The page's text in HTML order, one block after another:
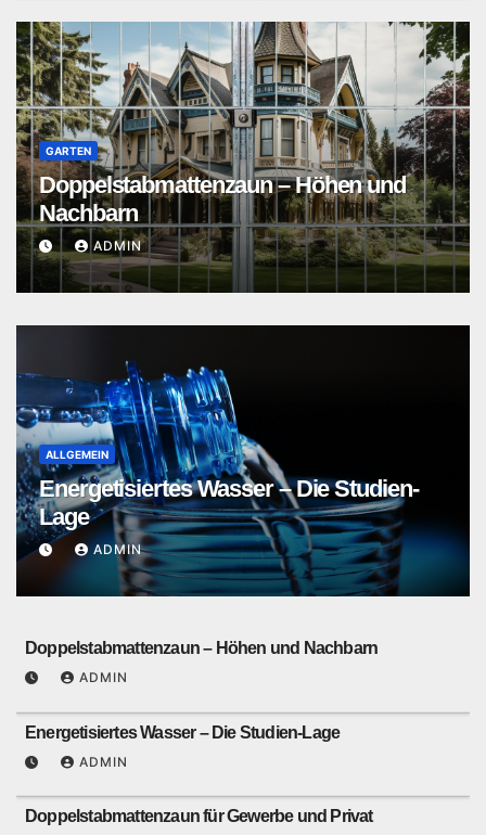
GARTEN
Doppelstabmattenzaun – Höhen und
Nachbarn
ADMIN
ALLGEMEIN
Energetisiertes Wasser – Die Studien-
Lage
ADMIN
Doppelstabmattenzaun – Höhen und Nachbarn
ADMIN
Energetisiertes Wasser – Die Studien-Lage
ADMIN
Doppelstabmattenzaun für Gewerbe und Privat